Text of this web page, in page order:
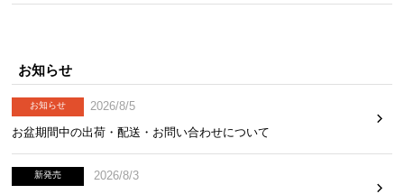
継ぎ脚で高さ調節可能
お知らせ
お知らせ
2026/8/5
お盆期間中の出荷・配送・お問い合わせについて
新発売
2026/8/3